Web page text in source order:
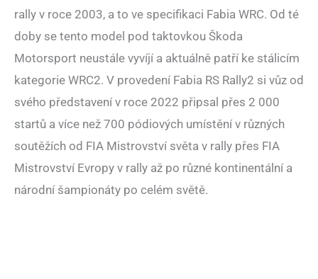
rally v roce 2003, a to ve specifikaci Fabia WRC. Od té
doby se tento model pod taktovkou Škoda
Motorsport neustále vyvíjí a aktuálně patří ke stálicím
kategorie WRC2. V provedení Fabia RS Rally2 si vůz od
svého představení v roce 2022 připsal přes 2 000
startů a více než 700 pódiových umístění v různých
soutěžích od FIA Mistrovství světa v rally přes FIA
Mistrovství Evropy v rally až po různé kontinentální a
národní šampionáty po celém světě.